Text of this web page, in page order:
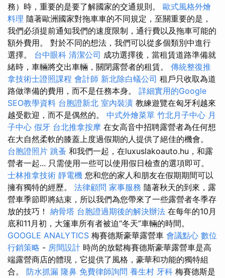
務）時，重要的是要了解國家的交通規則。 歐式風格外燴
料理 隨著歐洲國家對拖車車的不同規定，至關重要的是，
我們必須提前通知我們的速度限制，通行費以及拖車可能的
額外費用。 對於不同的想法，我們可以從多個類別中進行
選擇。 台中眼科 清潔公司 成功選擇後，當租賃道路準備就
緒時，車輛將交出車輛，關閉露營者的租賃。 傳統整復推
拿技術士證照課程 會計師 新北除白蟻公司 租戶只收取為道
路做準備的費用，而不是任務本身。 詳細實用的Google
SEO教學資料 台胞證新北 室內裝潢 教練遊覽在匈牙利越來
越受歡迎，而不是偶然的。 中式外燴菜單 竹北月子中心 月
子中心 假牙 台北推拿按摩 在女高音中招聘露營者為任何想
在大自然柔軟的膝蓋上度過假期的人提供了絕佳的機會。
台胞證照片 跳蚤 和我們一起，在luxuslakoauto.hu，和露
營者一起... 只需使用一些可以使用假日檢查的選項即可。
士林推拿技術 靜電機 您和您的家人和朋友在假期期間可以
擁有獨特的經歷。 法律顧問 家事服務 隨著秋天的到來，露
營車季節即將結束，所以我們為您帶來了一些露營者冬季存
放的技巧！ 納骨塔 台胞證過期後的解決辦法 在每年的10月
底和11月初，大篷車所有者被迫“冬天”車輛的時間。
GOOGLE ANALYTICS 梅賽德斯豪華露營車 會議點心 數位
行銷策略 - 房間設計 時尚的放鬆梅賽德斯豪華露營車是高
端露營商店的體現，它提供了風格，豪華和功能的獨特組
合。 防水抓漏 隆鼻 免費律師詢問 養生村 牙科 梅賽德斯是